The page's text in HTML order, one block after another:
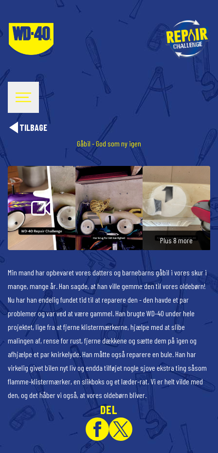
TILBAGE
Gåbil - God som ny igen
Plus 8 more
Min mand har opbevaret vores datters og barnebarns gåbil i vores skur i
mange, mange år. Han sagde, at han ville gemme den til vores oldebørn!
Nu har han endelig fundet tid til at reparere den - den havde et par
problemer og var ved at være gammel. Han brugte WD-40 under hele
projektet, lige fra at fjerne klistermærkerne, hjælpe med at slibe
malingen af, rense for rust, fjerne dækkene og sætte dem på igen og
afhjælpe et par knirkelyde. Han måtte også reparere en bule. Han har
virkelig givet bilen nyt liv og endda tilføjet nogle sjove ekstra ting såsom
flamme-klistermærker, en slikboks og et læder-rat. Vi er helt vilde med
den, og det håber vi også, at vores oldebørn bliver.
DEL